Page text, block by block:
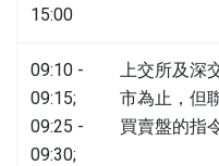
15:00
09:10 -
09:15;
09:25 -
09:30;
上交所及深
市為止，但
買賣盤的指